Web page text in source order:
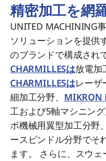
精密加工を網
UNITED MACHINING
ソリューションを提供
のブランドで構成され
CHARMILLESは放電加
CHARMILLESはレーザ
細加工分野、 MIKRON
工および5軸マシニング
ボ機械用翼型加工分野
ースピンドル分野でそ
ます。 さらに、スウ